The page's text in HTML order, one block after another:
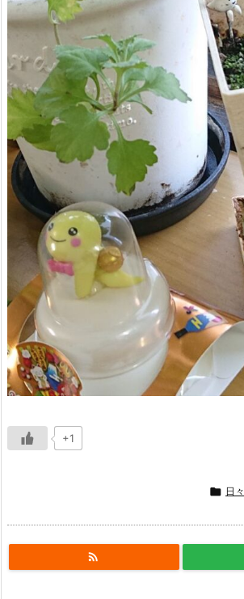
+1
 日々
